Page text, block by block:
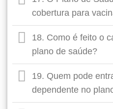
cobertura para
18. Como é feito o
plano de saúde?
19. Quem pode
dependente no